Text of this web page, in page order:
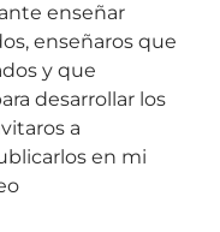
enseñar
enseñaros que
y que
desarrollar los
a
en mi